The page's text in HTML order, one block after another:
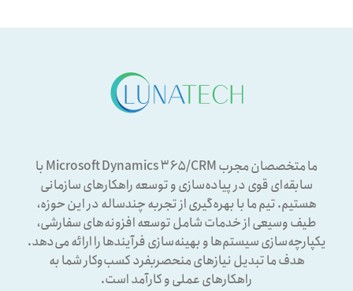
ما متخصصان مجرب Microsoft Dynamics ۳۶۵/CRM با
سابقه‌ای قوی در پیاده‌سازی و توسعه راهکارهای سازمانی
هستیم. تیم ما با بهره‌گیری از تجربه چندساله در این حوزه،
طیف وسیعی از خدمات شامل توسعه افزونه‌های سفارشی،
یکپارچه‌سازی سیستم‌ها و بهینه‌سازی فرآیندها را ارائه می‌دهد.
هدف ما تبدیل نیازهای منحصربفرد کسب‌وکار شما به
راهکارهای عملی و کارآمد است.